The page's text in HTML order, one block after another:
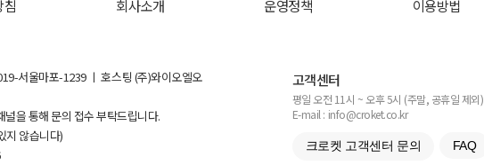
회사소개 운영정책 이용방법
서울마포-1239 ㅣ 호스팅 (주)와이오엘오
을 통해 문의 접수 부탁드립니다.
지 않습니다)
고객센터
평일 오전 11시 ~ 오후 5시 (주말, 공휴일 제외)
E-mail : info@croket.co.kr
크로켓 고객센터 문의 FAQ